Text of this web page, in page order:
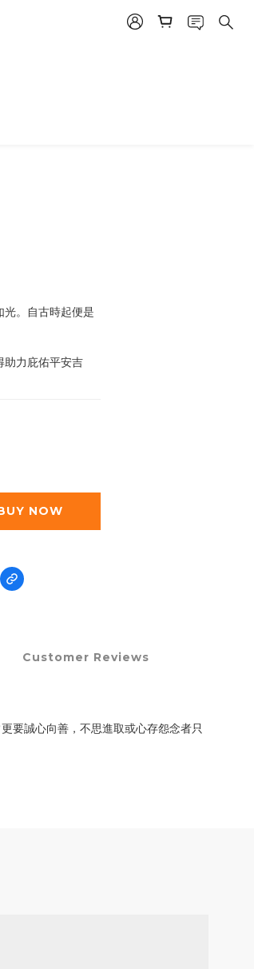
光。自古時起便是
助力庇佑平安吉
NOW
Customer Reviews
要誠心向善，不思進取或心存怨念者只